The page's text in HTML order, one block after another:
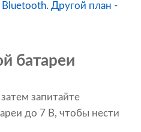
Другой план -
батареи
запитайте
до 7 В, чтобы нести